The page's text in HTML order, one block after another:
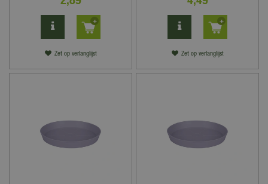
Zet op verlanglijst Zet op verlanglijst